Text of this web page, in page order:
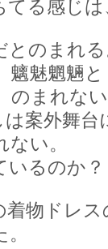
る感じ
のまれ
魅魍魎
のまれな
案外舞
い。
いるのか
物ドレ